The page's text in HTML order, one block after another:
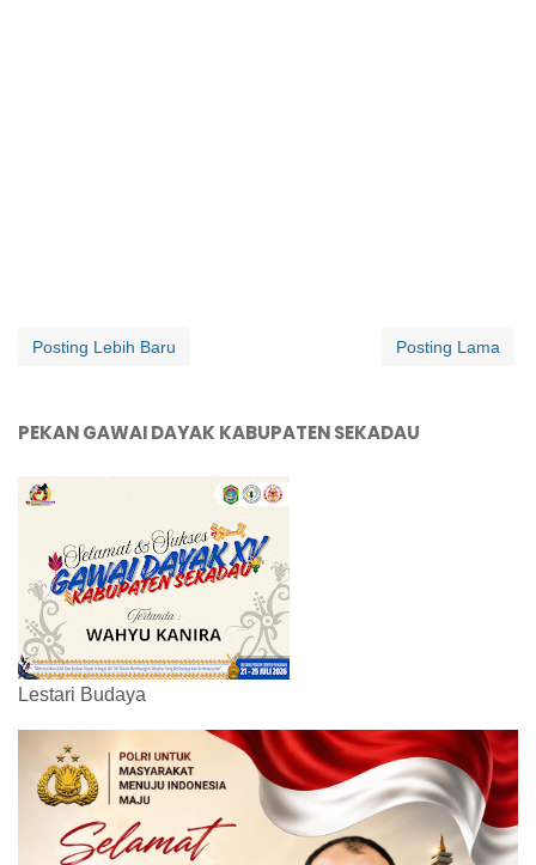
Posting Lebih Baru Posting Lama
PEKAN GAWAI DAYAK KABUPATEN SEKADAU
Lestari Budaya